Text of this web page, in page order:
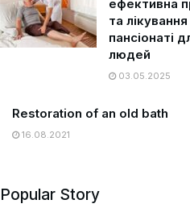
ефективна
та
пансіонаті
людей
03.05.2025
Restoration of an old bath
16.08.2021
Popular Story